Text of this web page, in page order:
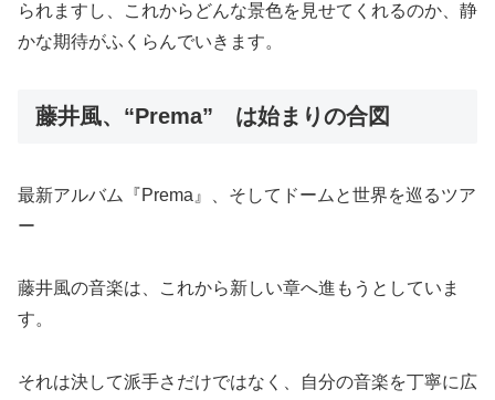
られますし、これからどんな景色を見せてくれるのか、静
かな期待がふくらんでいきます。
藤井風、“Prema” は始まりの合図
最新アルバム『Prema』、そしてドームと世界を巡るツア
ー
藤井風の音楽は、これから新しい章へ進もうとしていま
す。
それは決して派手さだけではなく、自分の音楽を丁寧に広